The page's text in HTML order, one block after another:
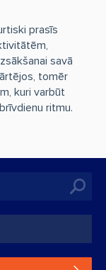
prasīs
savā
tomēr
kuri varbūt
ritmu.